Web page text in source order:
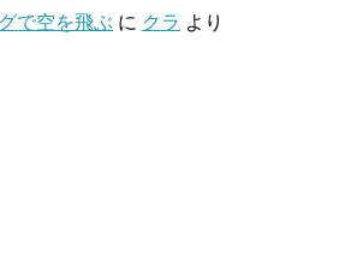
で空を飛ぶ に クラ より